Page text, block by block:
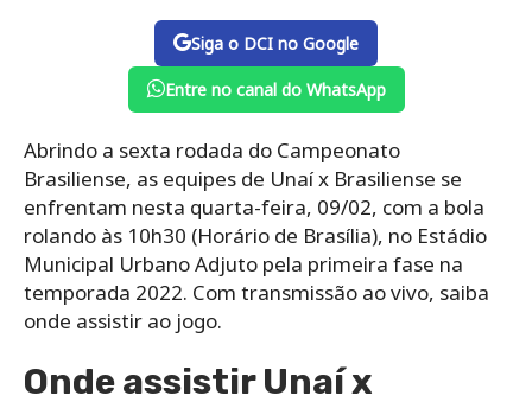
Siga o DCI no Google
Entre no canal do WhatsApp
Abrindo a sexta rodada do Campeonato
Brasiliense, as equipes de Unaí x Brasiliense se
enfrentam nesta quarta-feira, 09/02, com a bola
rolando às 10h30 (Horário de Brasília), no Estádio
Municipal Urbano Adjuto pela primeira fase na
temporada 2022. Com transmissão ao vivo, saiba
onde assistir ao jogo.
Onde assistir Unaí x